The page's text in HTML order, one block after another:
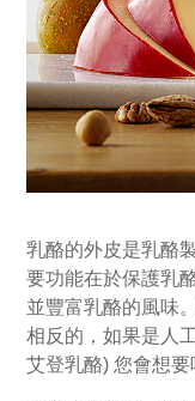
乳酪的外皮是乳酪
要功能在於保護乳
並豐富乳酪的風味
相反的，如果是人
艾登乳酪) 您會想要